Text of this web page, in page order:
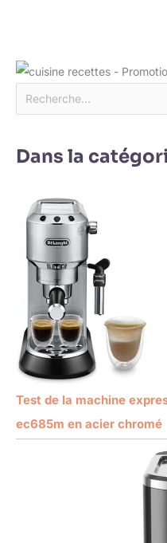
Dans la
Test de la machine
ec685m en acier chromé